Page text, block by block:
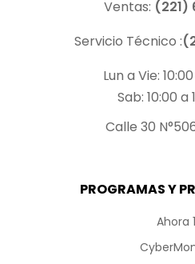
PROGRAMAS Y
Ahora
Ventas: (221)
Servicio Técnico :
Lun a Vie:
Sab: 10:00 a
Calle 30